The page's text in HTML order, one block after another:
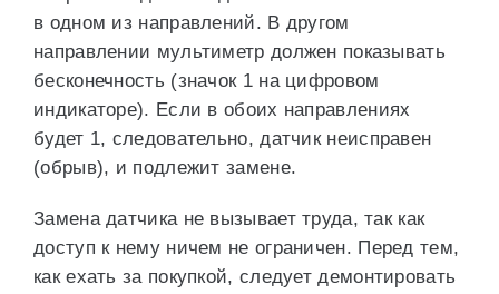
в одном из направлений. В другом
направлении мультиметр должен показывать
бесконечность (значок 1 на цифровом
индикаторе). Если в обоих направлениях
будет 1, следовательно, датчик неисправен
(обрыв), и подлежит замене.
Замена датчика не вызывает труда, так как
доступ к нему ничем не ограничен. Перед тем,
как ехать за покупкой, следует демонтировать